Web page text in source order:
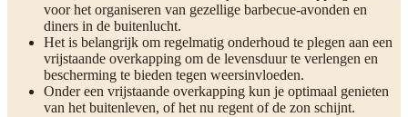
voor het organiseren van gezellige barbecue-avonden en
diners in de buitenlucht.
Het is belangrijk om regelmatig onderhoud te plegen aan een
vrijstaande overkapping om de levensduur te verlengen en
bescherming te bieden tegen weersinvloeden.
Onder een vrijstaande overkapping kun je optimaal genieten
van het buitenleven, of het nu regent of de zon schijnt.